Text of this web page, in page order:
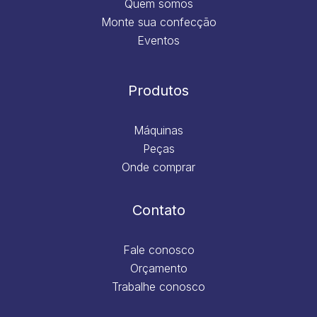
Quem somos
Monte sua confecção
Eventos
Produtos
Máquinas
Peças
Onde comprar
Contato
Fale conosco
Orçamento
Trabalhe conosco